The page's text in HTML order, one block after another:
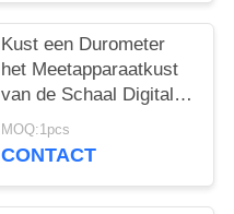
Kust een Durometer
het Meetapparaatkust
van de Schaal Digitale
Hardheid een
Durometer
MOQ:1pcs
CONTACT